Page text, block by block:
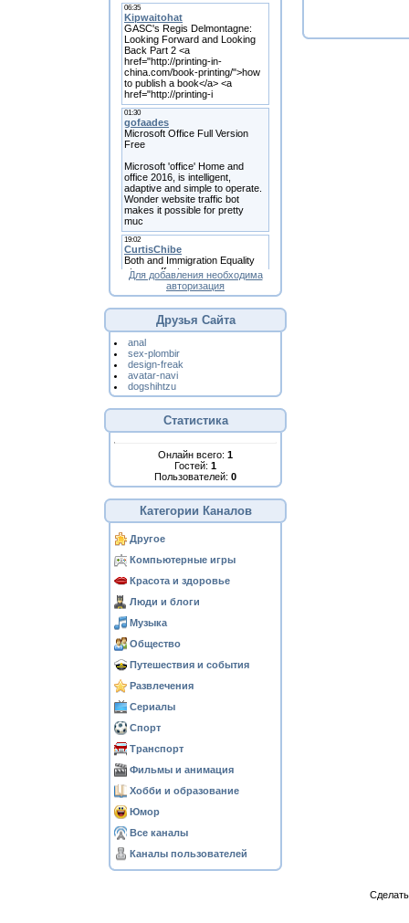
Для добавления необходима
авторизация
Друзья Сайта
anal
sex-plombir
design-freak
avatar-navi
dogshihtzu
Статистика
Онлайн всего: 1
Гостей: 1
Пользователей: 0
Категории Каналов
Другое
Компьютерные игры
Красота и здоровье
Люди и блоги
Музыка
Общество
Путешествия и события
Развлечения
Сериалы
Спорт
Транспорт
Фильмы и анимация
Хобби и образование
Юмор
Все каналы
Каналы пользователей